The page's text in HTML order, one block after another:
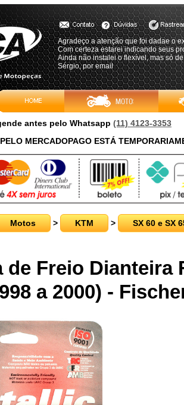
Agradeço a atenção que foi dadae o
Com certeza estarei indicando seus
Ainda não instalei o flexível, mas só
Sérgio, por email
antes pelo Whatsapp (11) 4123-3353
MERCADOPAGO ESTÁ
Motos > KTM > SX 60 e SX
de Freio Dianteira
a 2000) -